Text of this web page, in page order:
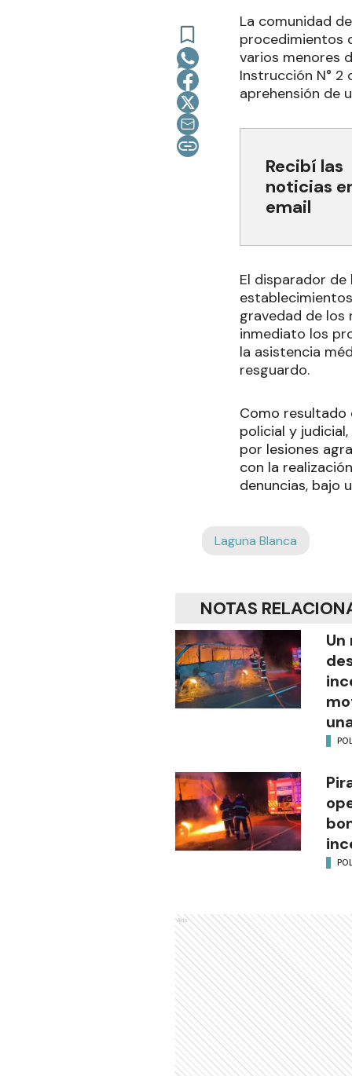
La comunidad
procedimientos
varios menores
Instrucción N°
aprehensión de
Recibí las
noticias
email
El disparador
gravedad de
inmediato los
la asistencia
resguardo.
Como resultado
policial y
por lesiones
con la
denuncias, bajo
Laguna Blanca
NOTAS
Ads